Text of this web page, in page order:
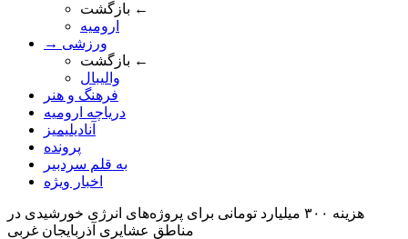
بازگشت ←
ارومیه
→ ورزشی
بازگشت ←
والیبال
فرهنگ و هنر
دریاچه ارومیه
آنادیلیمیز
پرونده
به قلم سردبیر
اخبار ویژه
هزینه ۳۰۰ میلیارد تومانی برای پروژه‌های انرژی خورشیدی در
مناطق عشایری آذربایجان غربی